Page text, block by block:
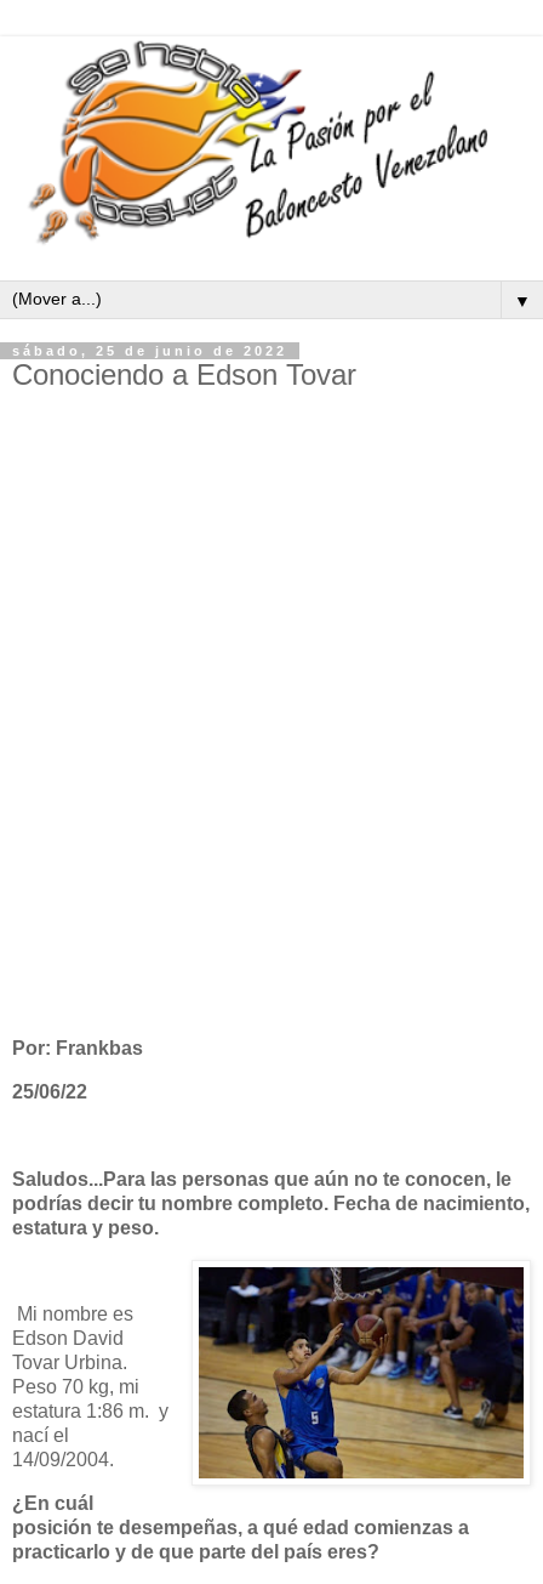
▼
sábado, 25 de junio de 2022
Conociendo a Edson Tovar
Por: Frankbas
25/06/22
Saludos...Para las personas que aún no te conocen, le
podrías decir tu nombre completo. Fecha de nacimiento,
estatura y peso.
Mi nombre es
Edson David
Tovar Urbina.
Peso 70 kg, mi
estatura 1:86 m. y
nací el
14/09/2004.
¿En cuál
posición te desempeñas, a qué edad comienzas a
practicarlo y de que parte del país eres?